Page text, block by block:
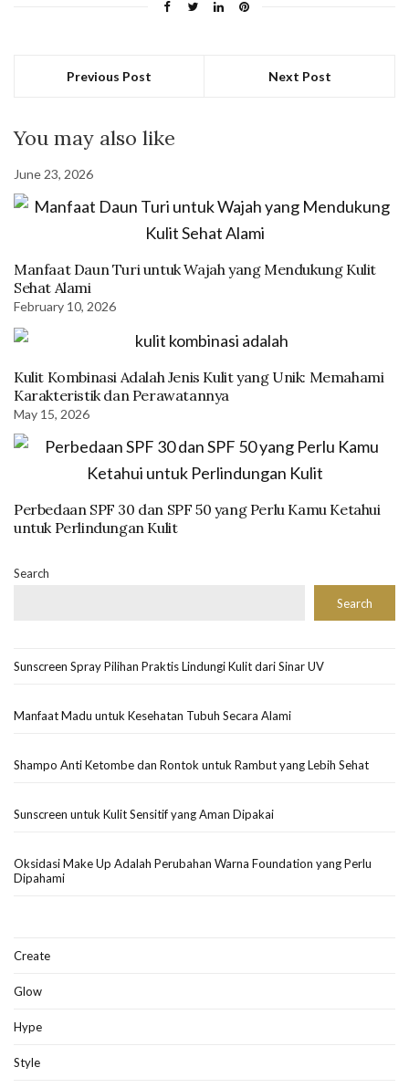
Previous Post Next Post
You may also like
June 23, 2026
Manfaat Daun Turi untuk Wajah yang Mendukung Kulit
Sehat Alami
February 10, 2026
Kulit Kombinasi Adalah Jenis Kulit yang Unik: Memahami
Karakteristik dan Perawatannya
May 15, 2026
Perbedaan SPF 30 dan SPF 50 yang Perlu Kamu Ketahui
untuk Perlindungan Kulit
Search
Search
Sunscreen Spray Pilihan Praktis Lindungi Kulit dari Sinar UV
Manfaat Madu untuk Kesehatan Tubuh Secara Alami
Shampo Anti Ketombe dan Rontok untuk Rambut yang Lebih Sehat
Sunscreen untuk Kulit Sensitif yang Aman Dipakai
Oksidasi Make Up Adalah Perubahan Warna Foundation yang Perlu
Dipahami
Create
Glow
Hype
Style